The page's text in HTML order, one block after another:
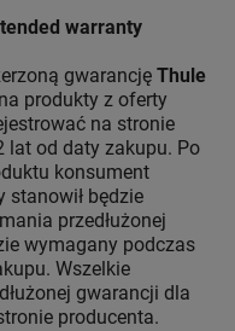
warranty
gwarancję Thule
na produkty z oferty
na stronie
lat od daty zakupu. Po
konsument
stanowił będzie
przedłużonej
wymagany podczas
Wszelkie
gwarancji dla
producenta.